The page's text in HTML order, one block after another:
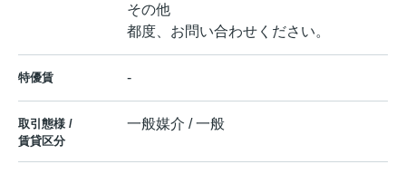
その他
都度、お問い合わせください。
特優賃 -
取引態様 /
賃貸区分
一般媒介 / 一般